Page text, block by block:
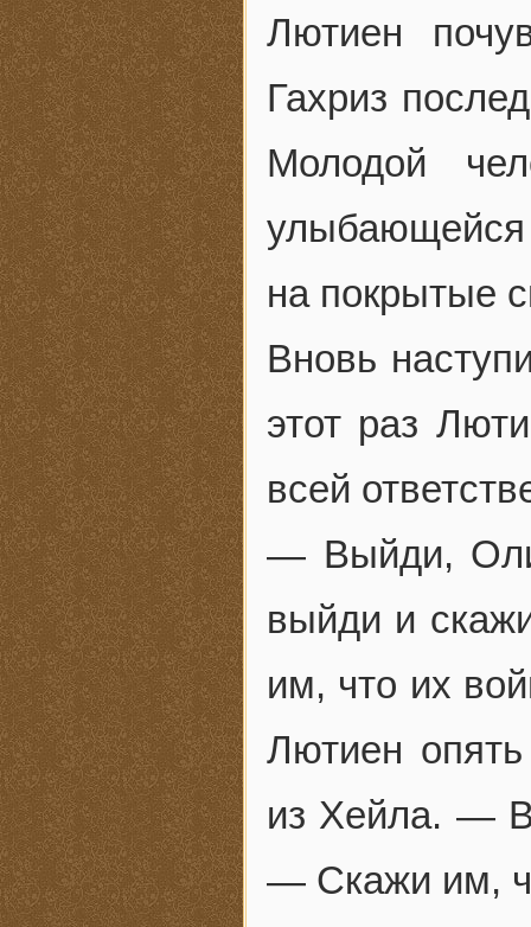
Лютиен
Гахриз
Молодой
улыбающейся
на покрытые
Вновь
этот раз
всей
— Выйди,
выйди и
им, что их
Лютиен
из Хейла. —
— Скажи им,